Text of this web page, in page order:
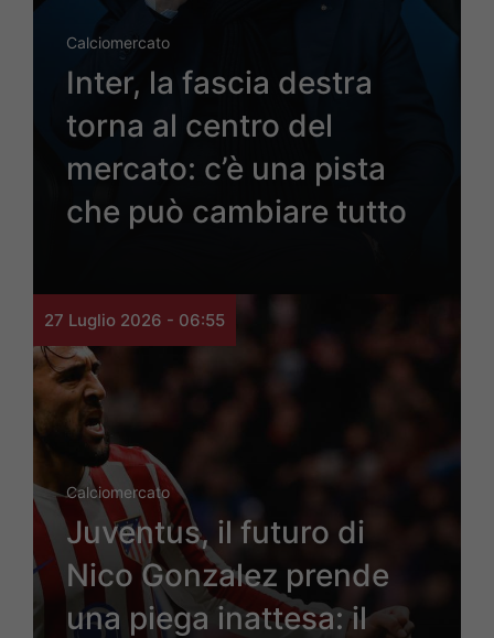
Calciomercato
Inter, la fascia destra
torna al centro del
mercato: c’è una pista
che può cambiare tutto
27 Luglio 2026 - 06:55
Calciomercato
Juventus, il futuro di
Nico Gonzalez prende
una piega inattesa: il